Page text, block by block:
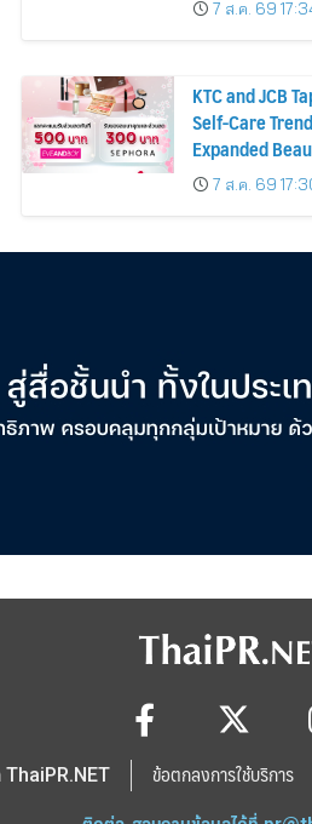
7 ส.ค. 69
KTC and JCB
Self-Care
Expanded
Number of KTC
Cardmembers
7 ส.ค. 69
ThaiPR.NET ข้อตกลงการใช้บริการ